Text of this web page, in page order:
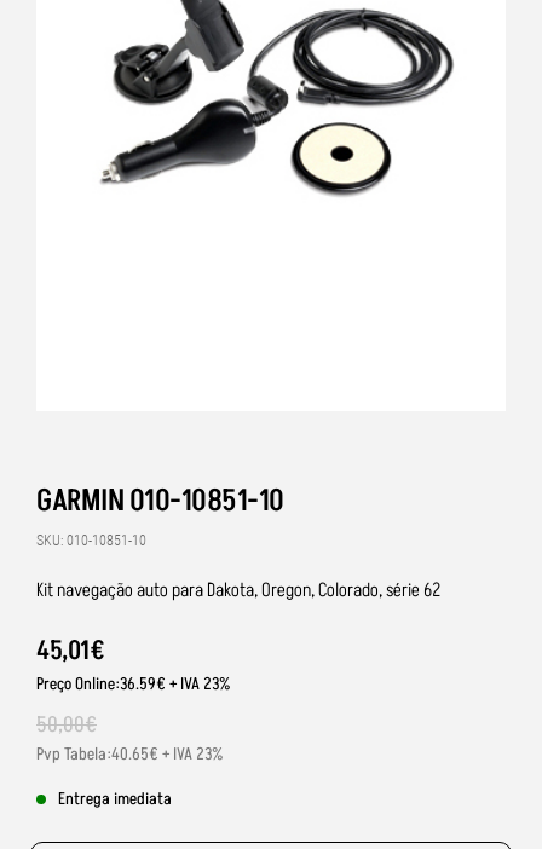
GARMIN 010-10851-10
SKU: 010-10851-10
Kit navegação auto para Dakota, Oregon, Colorado, série 62
45,01€
Preço Online:36.59€ + IVA 23%
50,00€
Pvp Tabela:40.65€ + IVA 23%
Entrega imediata